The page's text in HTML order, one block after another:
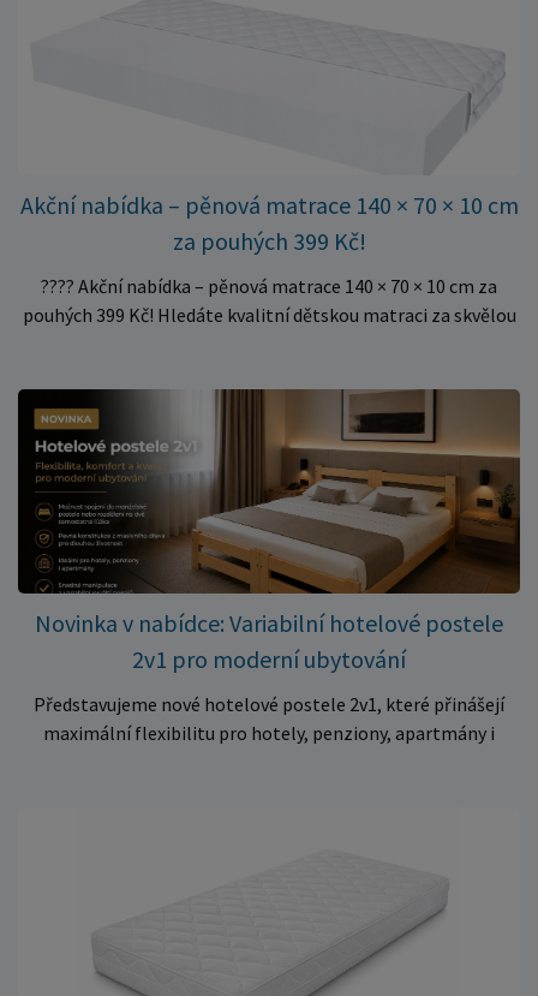
množství kusů, proto můžeme objednávky rychle expedovat.
Vyberte si vhodný rozměr a dopřejte své matraci kvalitní
podklad za výhodnou cenu.
Akční nabídka – pěnová matrace 140 × 70 × 10 cm
za pouhých 399 Kč!
???? Akční nabídka – pěnová matrace 140 × 70 × 10 cm za
pouhých 399 Kč! Hledáte kvalitní dětskou matraci za skvělou
✅ Pohodlné pěnové jádro pro komfortní spánek dítěte ✅
Skvělá volba do dětských postýlek ✅ Výjimečně výhodná cena
– jen 399 Kč Využijte této mimořádné nabídky a pořiďte
kvalitní matraci za cenu, která patří k nejvýhodnějším na
trhu. Akce platí pouze do vyprodání zásob. Nakupujte chytře a
ušetřete!
Novinka v nabídce: Variabilní hotelové postele
2v1 pro moderní ubytování
Představujeme nové hotelové postele 2v1, které přinášejí
maximální flexibilitu pro hotely, penziony, apartmány i
stabilitu a dlouhou životnost. Robustní konstrukce z
kvalitního masivního dřeva zajistí spolehlivé používání i při
každodenním zatížení v komerčních provozech. Hlavní